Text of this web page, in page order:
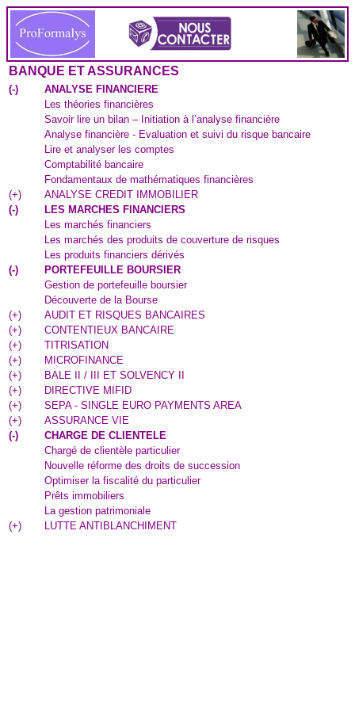
BANQUE ET ASSURANCES
(-)
ANALYSE FINANCIERE
Les théories financières
Savoir lire un bilan – Initiation à l’analyse financière
Analyse financière - Evaluation et suivi du risque bancaire
Lire et analyser les comptes
Comptabilité bancaire
Fondamentaux de mathématiques financières
(+)
ANALYSE CREDIT IMMOBILIER
(-)
LES MARCHES FINANCIERS
Les marchés financiers
Les marchés des produits de couverture de risques
Les produits financiers dérivés
(-)
PORTEFEUILLE BOURSIER
Gestion de portefeuille boursier
Découverte de la Bourse
(+)
AUDIT ET RISQUES BANCAIRES
(+)
CONTENTIEUX BANCAIRE
(+)
TITRISATION
(+)
MICROFINANCE
(+)
BALE II / III ET SOLVENCY II
(+)
DIRECTIVE MIFID
(+)
SEPA - SINGLE EURO PAYMENTS AREA
(+)
ASSURANCE VIE
(-)
CHARGE DE CLIENTELE
Chargé de clientèle particulier
Nouvelle réforme des droits de succession
Optimiser la fiscalité du particulier
Prêts immobiliers
La gestion patrimoniale
(+) LUTTE ANTIBLANCHIMENT